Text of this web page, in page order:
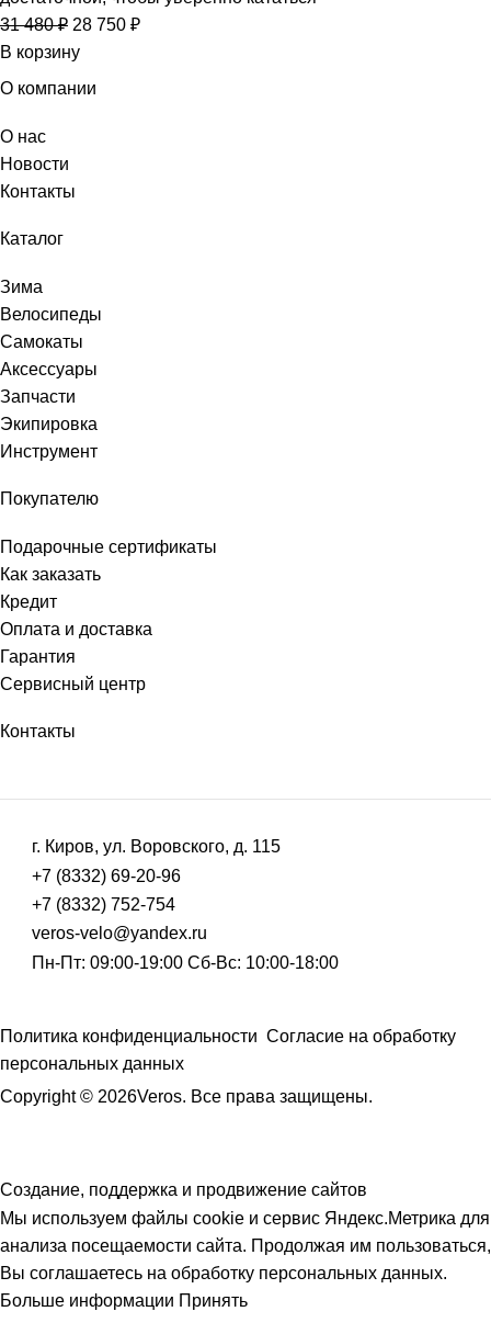
31 480₽ 28 750 ₽
В корзину
О компании
О нас
Новости
Контакты
Каталог
Зима
Велосипеды
Самокаты
Аксессуары
Запчасти
Экипировка
Инструмент
Покупателю
Подарочные сертификаты
Как заказать
Кредит
Оплата и доставка
Гарантия
Сервисный центр
Контакты
г. Киров, ул. Воровского, д. 115
+7 (8332) 69-20-96
+7 (8332) 752-754
veros-velo@yandex.ru
Пн-Пт: 09:00-19:00 Сб-Вс: 10:00-18:00
Политика конфиденциальности Согласие на обработку
персональных данных
Copyright © 2026Veros. Все права защищены.
Создание, поддержка и продвижение сайтов
Мы используем файлы cookie и сервис Яндекс.Метрика для
анализа посещаемости сайта. Продолжая им пользоваться,
Вы соглашаетесь на обработку персональных данных.
Больше информации Принять